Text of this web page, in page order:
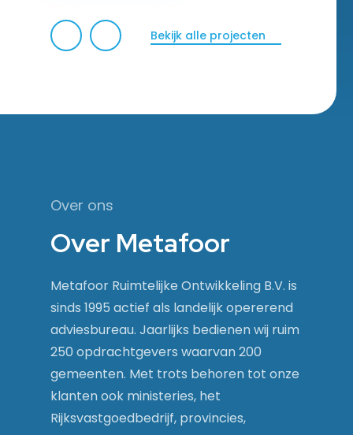
Bekijk alle projecten
Over ons
Over Metafoor
Metafoor Ruimtelijke Ontwikkeling B.V. is
sinds 1995 actief als landelijk opererend
adviesbureau. Jaarlijks bedienen wij ruim
250 opdrachtgevers waarvan 200
gemeenten. Met trots behoren tot onze
klanten ook ministeries, het
Rijksvastgoedbedrijf, provincies,